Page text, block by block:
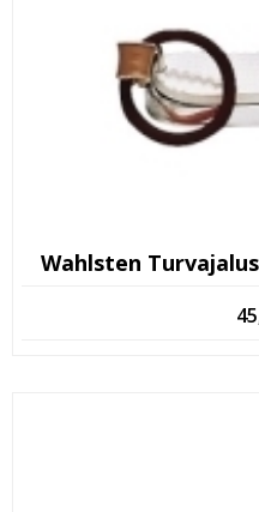
Wahlsten